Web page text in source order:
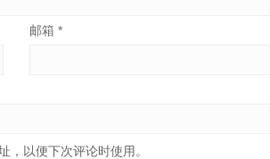
邮箱 *
，以便下次评论时使用。